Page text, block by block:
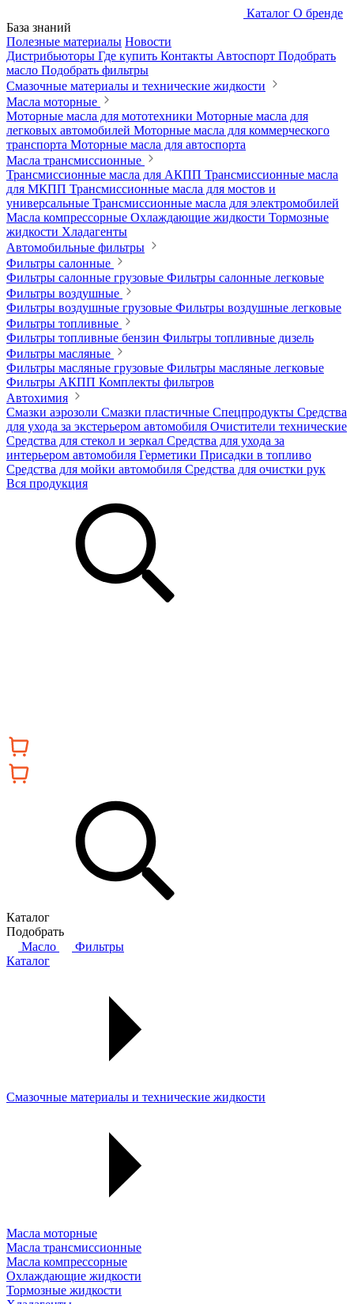
Каталог О бренде
База знаний
Полезные материалы Новости
Дистрибьюторы Где купить Контакты Автоспорт Подобрать
масло Подобрать фильтры
Смазочные материалы и технические жидкости
Масла моторные
Моторные масла для мототехники Моторные масла для
легковых автомобилей Моторные масла для коммерческого
транспорта Моторные масла для автоспорта
Масла трансмиссионные
Трансмиссионные масла для АКПП Трансмиссионные масла
для МКПП Трансмиссионные масла для мостов и
универсальные Трансмиссионные масла для электромобилей
Масла компрессорные Охлаждающие жидкости Тормозные
жидкости Хладагенты
Автомобильные фильтры
Фильтры салонные
Фильтры салонные грузовые Фильтры салонные легковые
Фильтры воздушные
Фильтры воздушные грузовые Фильтры воздушные легковые
Фильтры топливные
Фильтры топливные бензин Фильтры топливные дизель
Фильтры масляные
Фильтры масляные грузовые Фильтры масляные легковые
Фильтры АКПП Комплекты фильтров
Автохимия
Смазки аэрозоли Смазки пластичные Спецпродукты Средства
для ухода за экстерьером автомобиля Очистители технические
Средства для стекол и зеркал Средства для ухода за
интерьером автомобиля Герметики Присадки в топливо
Средства для мойки автомобиля Средства для очистки рук
Вся продукция
Каталог
Подобрать
Масло
Фильтры
Каталог
Смазочные материалы и технические жидкости
Масла моторные
Масла трансмиссионные
Масла компрессорные
Охлаждающие жидкости
Тормозные жидкости